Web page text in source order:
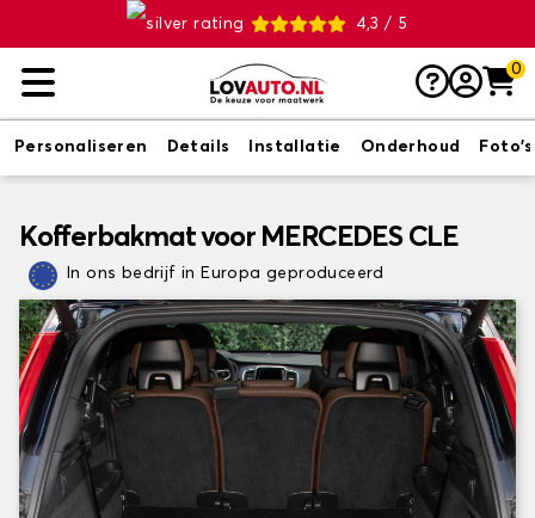
4,3 / 5
0
Personaliseren Details Installatie Onderhoud Foto's
Kofferbakmat voor MERCEDES CLE
In ons bedrijf in Europa geproduceerd